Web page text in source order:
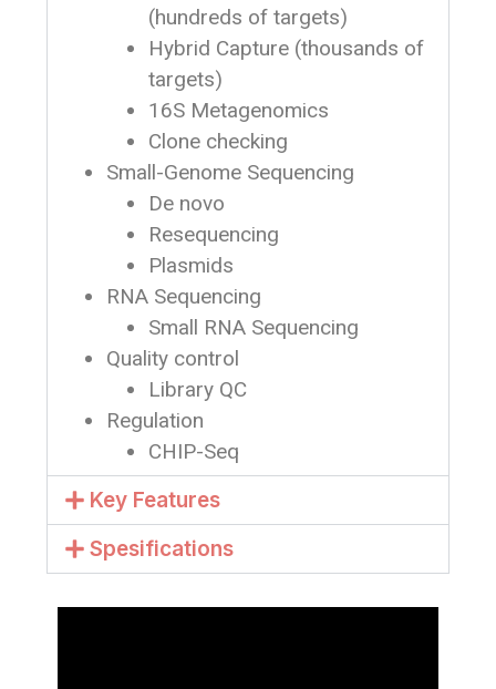
(hundreds of targets)
Hybrid Capture (thousands of
targets)
16S Metagenomics
Clone checking
Small-Genome Sequencing
De novo
Resequencing
Plasmids
RNA Sequencing
Small RNA Sequencing
Quality control
Library QC
Regulation
CHIP-Seq
Key Features
Spesifications